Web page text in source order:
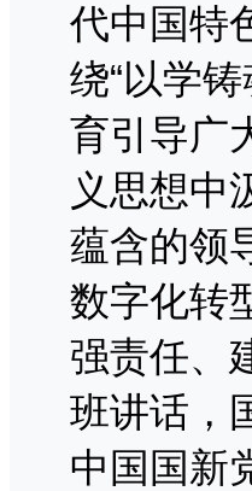
代中国特
绕“以学
育引导广
义思想中
蕴含的领
数字化转
强责任、
班讲话，
中国国新